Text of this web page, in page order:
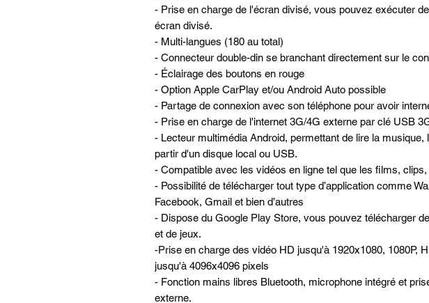
- Prise en charge de l'écran divisé, vous pouvez exécuter
écran divisé.
- Multi-langues (180 au total)
- Connecteur double-din se branchant directement sur le
- Éclairage des boutons en rouge
- Option Apple CarPlay et/ou Android Auto possible
- Partage de connexion avec son téléphone pour avoir
- Prise en charge de l'internet 3G/4G externe par clé USB
- Lecteur multimédia Android, permettant de lire la
partir d'un disque local ou USB.
- Compatible avec les vidéos en ligne tel que les films, clips,
- Possibilité de télécharger tout type d’application comme
Facebook, Gmail et bien d’autres
- Dispose du Google Play Store, vous pouvez télécharger
et de jeux.
-Prise en charge des vidéo HD jusqu'à 1920x1080, 1080P,
jusqu'à 4096x4096 pixels
- Fonction mains libres Bluetooth, microphone intégré et
externe.